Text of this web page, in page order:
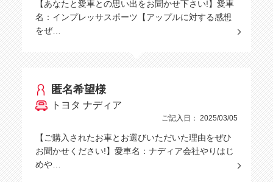
【あなたと愛車との思い出をお聞かせ下さい!】愛車
名：インプレッサスポーツ【アップルに対する感想
をぜ…
匿名希望様
トヨタ ナディア
ご記入日： 2025/03/05
【ご購入されたお車とお選びいただいた理由をぜひ
お聞かせください!】愛車名：ナディア会社やりはじ
めや…